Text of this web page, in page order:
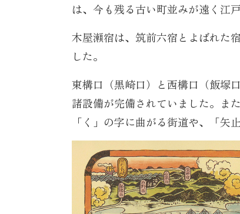
は、今も残る古い町並みが遠く江
木屋瀬宿は、筑前六宿とよばれた
した。
東構口（黒崎口）と西構口（飯塚
諸設備が完備されていました。ま
「く」の字に曲がる街道や、「矢